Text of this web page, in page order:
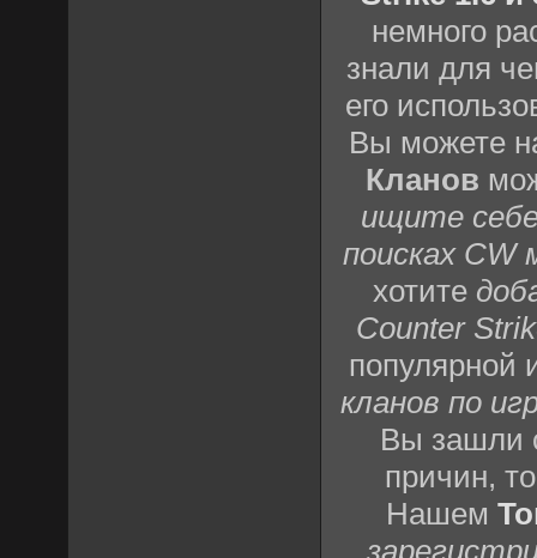
немного
знали для
его
Вы можете
Кланов
ищите
поисках CW
хотите
Counter
кланов по
Вы зашли
причин,
Нашем